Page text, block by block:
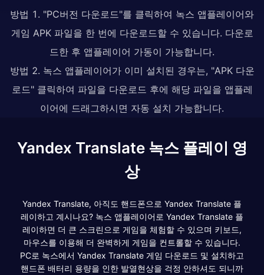
방법 1. "PC버전 다운로드"를 클릭하여 녹스 앱플레이어와
게임 APK 파일을 한 번에 다운로드할 수 있습니다. 다운로
드한 후 앱플레이어 가동이 가능합니다.
방법 2. 녹스 앱플레이어가 이미 설치된 경우는, "APK 다운
로드" 클릭하여 파일을 다운로드 후에 해당 파일을 앱플레
이어에 드래그하시면 자동 설치 가능합니다.
Yandex Translate 녹스 플레이 영
상
Yandex Translate, 아직도 핸드폰으로 Yandex Translate 플
레이하고 계시나요? 녹스 앱플레이어로 Yandex Translate 플
레이하면 더 큰 스크린으로 게임을 체험할 수 있으며 키보드,
마우스를 이용해 더 완벽하게 게임을 컨트롤할 수 있습니다.
PC로 녹스에서 Yandex Translate 게임 다운로드 및 설치하고
핸드폰 배터리 용량을 인한 발열현상을 걱정 안하셔도 되니까